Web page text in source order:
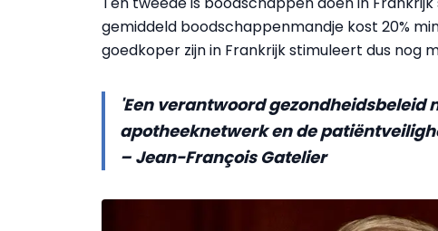
gemiddeld boodschappenmandje kost 20%
goedkoper zijn in Frankrijk stimuleert dus nog
'Een verantwoord gezondheidsbeleid
apotheeknetwerk en de
– Jean-François Gatelier